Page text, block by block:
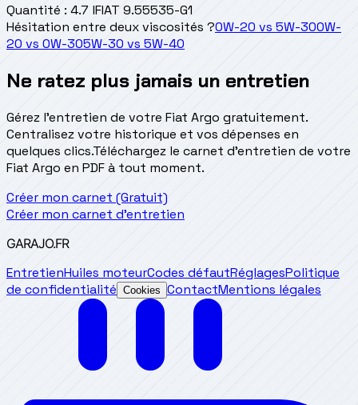
Quantité :4.7 lFIAT 9.55535-G1
Hésitation entre deux viscosités ?0W-20 vs 5W-300W-
20 vs 0W-305W-30 vs 5W-40
Ne ratez plus jamais un entretien
Gérez l'entretien de votre Fiat Argo gratuitement.
Centralisez votre historique et vos dépenses en
quelques clics.Téléchargez le carnet d'entretien de votre
Fiat Argo en PDF à tout moment.
Créer mon carnet (Gratuit)
Créer mon carnet d'entretien
GARAJO.FR
EntretienHuiles moteurCodes défautRéglagesPolitique
de confidentialité Cookies ContactMentions légales